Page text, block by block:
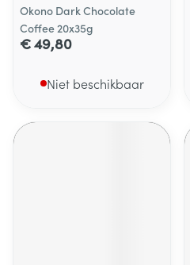
Okono Dark Chocolate
Coffee 20x35g
€ 49,80
Niet beschikbaar